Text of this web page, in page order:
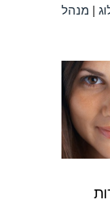
| מנהל